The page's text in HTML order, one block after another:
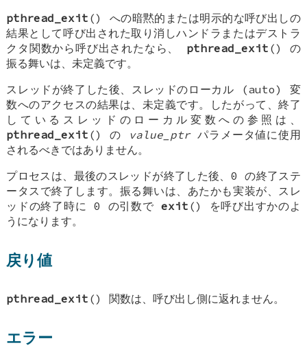
pthread_exit () への暗黙的または明示的な呼び出しの
結果として呼び出された取り消しハンドラまたはデストラ
クタ関数から呼び出されたなら、 pthread_exit () の
振る舞いは、未定義です。
スレッドが終了した後、スレッドのローカル (auto) 変
数へのアクセスの結果は、未定義です。したがって、終了
しているスレッドのローカル変数への参照は、
pthread_exit () の value_ptrパラメータ値に使用
されるべきではありません。
プロセスは、最後のスレッドが終了した後、0 の終了ステ
ータスで終了します。振る舞いは、あたかも実装が、スレ
ッドの終了時に 0 の引数でexit () を呼び出すかのよ
うになります。
戻り値
pthread_exit () 関数は、呼び出し側に返れません。
エラー